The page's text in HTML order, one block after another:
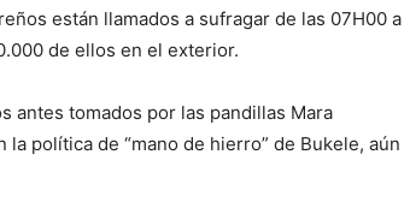
están llamados a sufragar de las 07H00 a
de ellos en el exterior.
antes tomados por las pandillas Mara
política de “mano de hierro” de Bukele, aún